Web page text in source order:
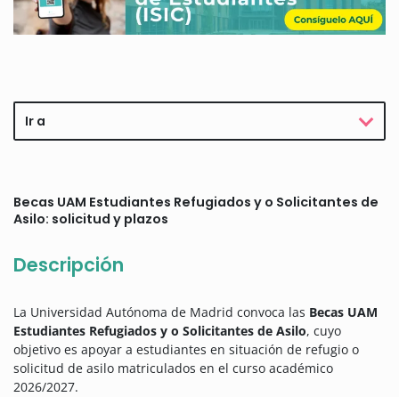
Ir a
Becas UAM Estudiantes Refugiados y o Solicitantes de
Asilo: solicitud y plazos
Descripción
La Universidad Autónoma de Madrid convoca las Becas UAM
Estudiantes Refugiados y o Solicitantes de Asilo, cuyo
objetivo es apoyar a estudiantes en situación de refugio o
solicitud de asilo matriculados en el curso académico
2026/2027.